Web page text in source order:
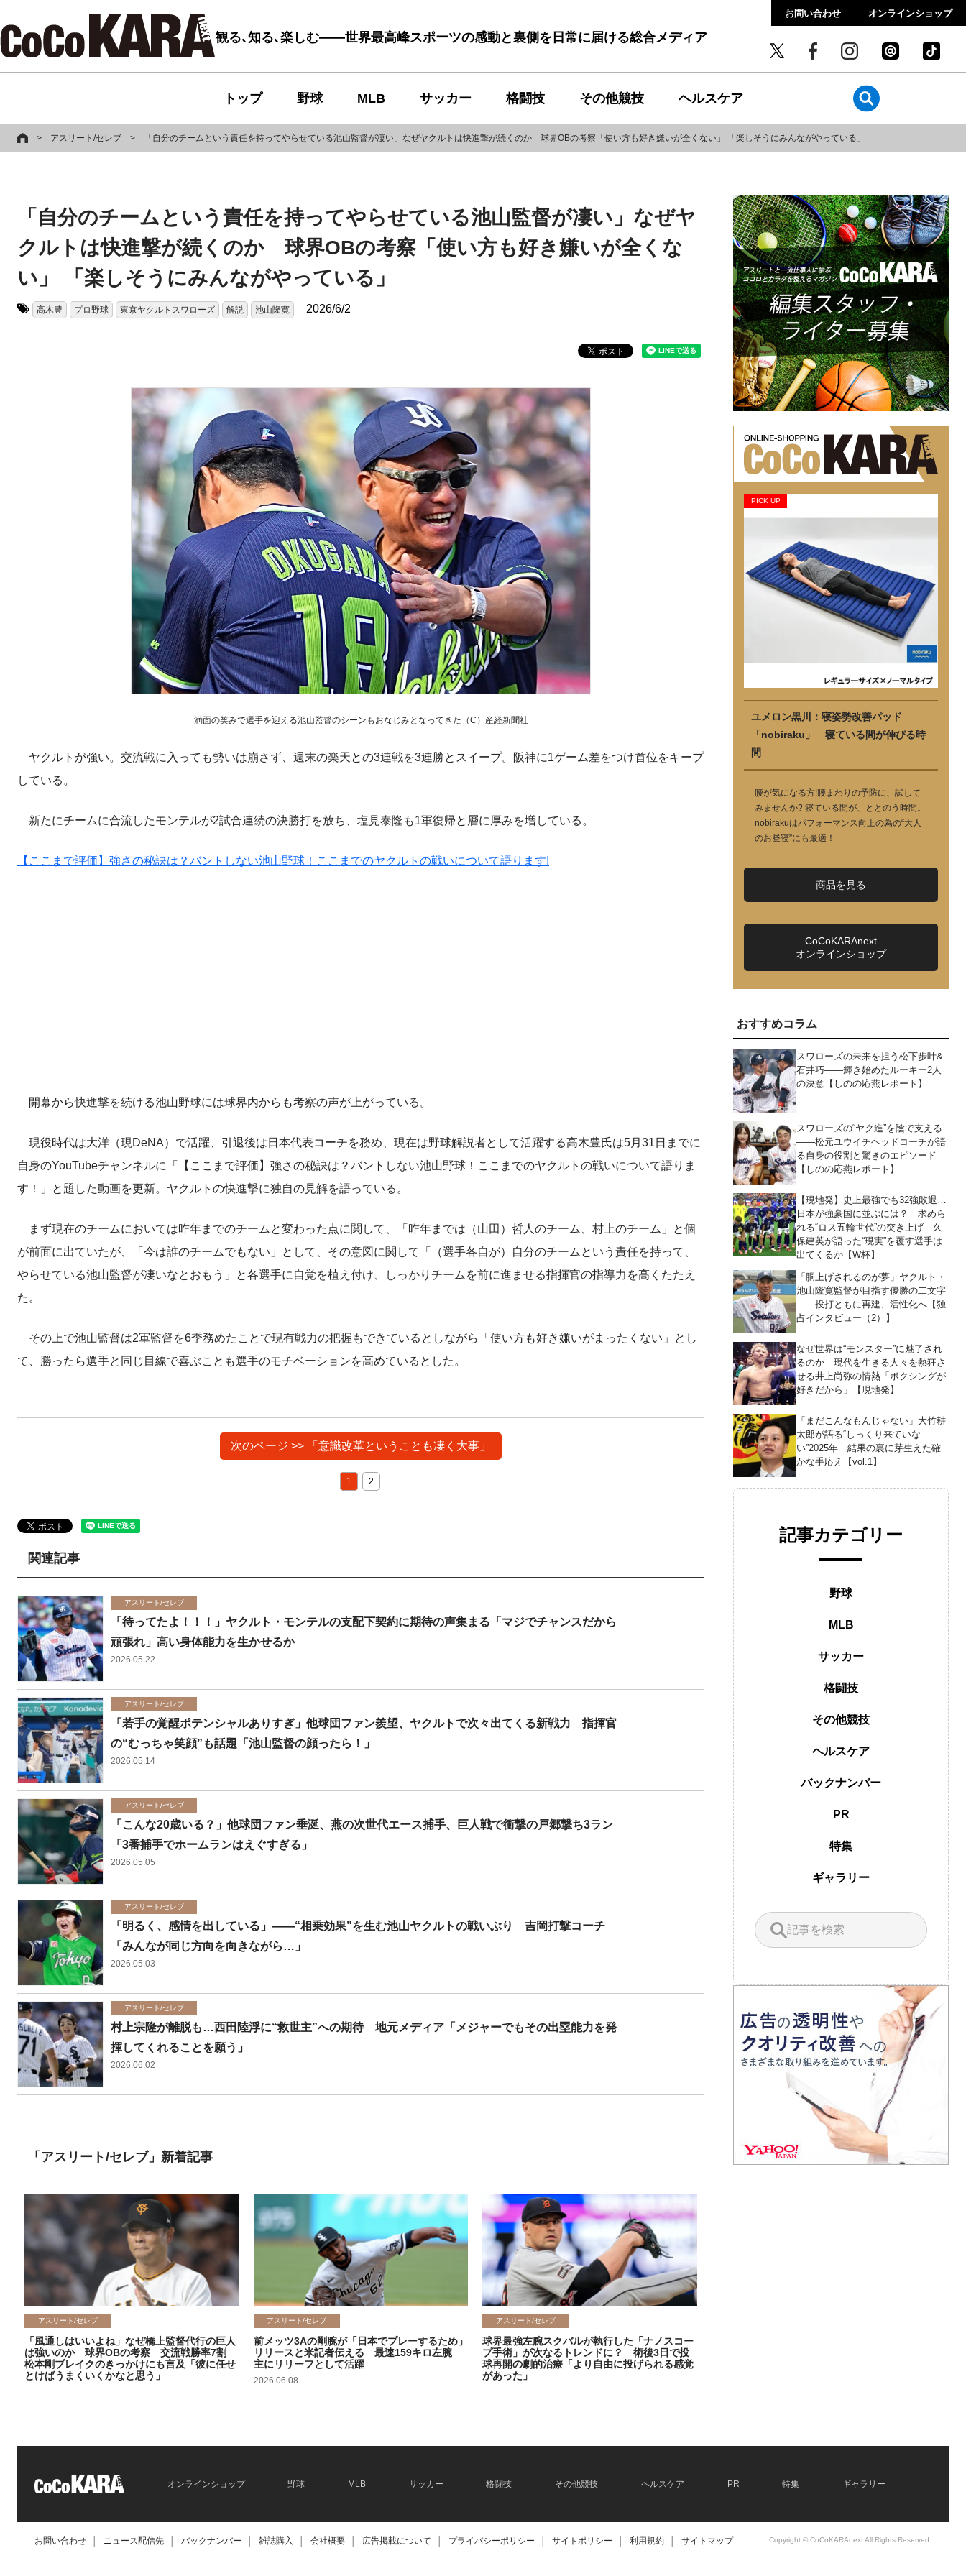
観る､知る､楽しむ――世界最高峰スポーツの感動と裏側を日常に届ける総合メディア
お問い合わせ オンラインショップ
トップ 野球 MLB サッカー 格闘技 その他競技 ヘルスケア
> アスリート/セレブ > 「自分のチームという責任を持ってやらせている池山監督が凄い」なぜヤクルトは快進撃が続くのか 球界OBの考察「使い方も好き嫌いが全くない」 「楽しそうにみんながやっている」
「自分のチームという責任を持ってやらせている池山監督が凄い」なぜヤ
クルトは快進撃が続くのか 球界OBの考察「使い方も好き嫌いが全くな
い」 「楽しそうにみんながやっている」
高木豊 プロ野球 東京ヤクルトスワローズ 解説 池山隆寛 2026/6/2
満面の笑みで選手を迎える池山監督のシーンもおなじみとなってきた（C）産経新聞社
ヤクルトが強い。交流戦に入っても勢いは崩さず、週末の楽天との3連戦を3連勝とスイープ。阪神に1ゲーム差をつけ首位をキープ
している。
新たにチームに合流したモンテルが2試合連続の決勝打を放ち、塩見泰隆も1軍復帰と層に厚みを増している。
【ここまで評価】強さの秘訣は？バントしない池山野球！ここまでのヤクルトの戦いについて語ります!
開幕から快進撃を続ける池山野球には球界内からも考察の声が上がっている。
現役時代は大洋（現DeNA）で活躍、引退後は日本代表コーチを務め、現在は野球解説者として活躍する高木豊氏は5月31日までに
自身のYouTubeチャンネルに「【ここまで評価】強さの秘訣は？バントしない池山野球！ここまでのヤクルトの戦いについて語りま
す！」と題した動画を更新。ヤクルトの快進撃に独自の見解を語っている。
まず現在のチームにおいては昨年までのチームと変わった点に関して、「昨年までは（山田）哲人のチーム、村上のチーム」と個
が前面に出ていたが、「今は誰のチームでもない」として、その意図に関して「（選手各自が）自分のチームという責任を持って、
やらせている池山監督が凄いなとおもう」と各選手に自覚を植え付け、しっかりチームを前に進ませる指揮官の指導力を高くたたえ
た。
その上で池山監督は2軍監督を6季務めたことで現有戦力の把握もできているとしながら「使い方も好き嫌いがまったくない」とし
て、勝ったら選手と同じ目線で喜ぶことも選手のモチベーションを高めているとした。
次のページ >> 「意識改革ということも凄く大事」
1 2
関連記事
アスリート/セレブ
「待ってたよ！！！」ヤクルト・モンテルの支配下契約に期待の声集まる「マジでチャンスだから
頑張れ」高い身体能力を生かせるか
2026.05.22
アスリート/セレブ
「若手の覚醒ポテンシャルありすぎ」他球団ファン羨望、ヤクルトで次々出てくる新戦力 指揮官
の“むっちゃ笑顔”も話題「池山監督の顔ったら！」
2026.05.14
アスリート/セレブ
「こんな20歳いる？」他球団ファン垂涎、燕の次世代エース捕手、巨人戦で衝撃の戸郷撃ち3ラン
「3番捕手でホームランはえぐすぎる」
2026.05.05
アスリート/セレブ
「明るく、感情を出している」――“相乗効果”を生む池山ヤクルトの戦いぶり 吉岡打撃コーチ
「みんなが同じ方向を向きながら…」
2026.05.03
アスリート/セレブ
村上宗隆が離脱も…西田陸浮に“救世主”への期待 地元メディア「メジャーでもその出塁能力を発
揮してくれることを願う」
2026.06.02
「アスリート/セレブ」新着記事
アスリート/セレブ
「風通しはいいよね」なぜ橋上監督代行の巨人
は強いのか 球界OBの考察 交流戦勝率7割
松本剛ブレイクのきっかけにも言及「彼に任せ
とけばうまくいくかなと思う」
アスリート/セレブ
前メッツ3Aの剛腕が「日本でプレーするため」
リリースと米記者伝える 最速159キロ左腕
主にリリーフとして活躍
2026.06.08
アスリート/セレブ
球界最強左腕スクバルが執行した「ナノスコー
プ手術」が次なるトレンドに？ 術後3日で投
球再開の劇的治療「より自由に投げられる感覚
があった」
PICK UP
ユメロン黒川：寝姿勢改善パッド
「nobiraku」 寝ている間が伸びる時
間
腰が気になる方!腰まわりの予防に、試して
みませんか? 寝ている間が、ととのう時間。
nobirakuはパフォーマンス向上の為の“大人
のお昼寝”にも最適！
商品を見る
CoCoKARAnext
オンラインショップ
おすすめコラム
スワローズの未来を担う松下歩叶&
石井巧――輝き始めたルーキー2人
の決意【しのの応燕レポート】
スワローズの“ヤク進”を陰で支える
――松元ユウイチヘッドコーチが語
る自身の役割と驚きのエピソード
【しのの応燕レポート】
【現地発】史上最強でも32強敗退…
日本が強豪国に並ぶには？ 求めら
れる“ロス五輪世代”の突き上げ 久
保建英が語った“現実”を覆す選手は
出てくるか【W杯】
「胴上げされるのが夢」ヤクルト・
池山隆寛監督が目指す優勝の二文字
――投打ともに再建、活性化へ【独
占インタビュー（2）】
なぜ世界は“モンスター”に魅了され
るのか 現代を生きる人々を熱狂さ
せる井上尚弥の情熱「ボクシングが
好きだから」【現地発】
「まだこんなもんじゃない」大竹耕
太郎が語る“しっくり来ていな
い”2025年 結果の裏に芽生えた確
かな手応え【vol.1】
記事カテゴリー
野球
MLB
サッカー
格闘技
その他競技
ヘルスケア
バックナンバー
PR
特集
ギャラリー
オンラインショップ 野球 MLB サッカー 格闘技 その他競技 ヘルスケア PR 特集 ギャラリー
お問い合わせ ニュース配信先 バックナンバー 雑誌購入 会社概要 広告掲載について プライバシーポリシー サイトポリシー 利用規約 サイトマップ Copyright © CoCoKARAnext All Rights Reserved.